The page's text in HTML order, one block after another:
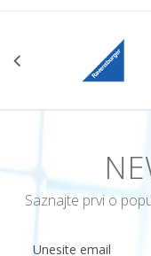
Saznajte prvi o